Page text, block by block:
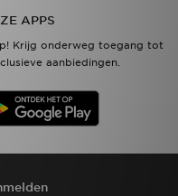
APPS
Krijg onderweg toegang tot
aanbiedingen.